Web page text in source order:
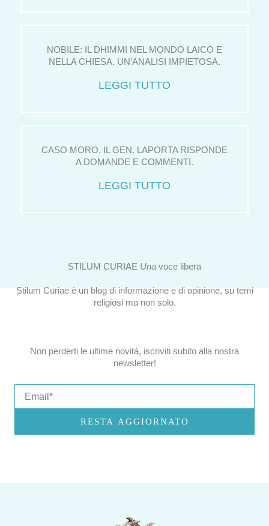
NOBILE: IL DHIMMI NEL MONDO LAICO E
NELLA CHIESA. UN’ANALISI IMPIETOSA.
LEGGI TUTTO
CASO MORO. IL GEN. LAPORTA RISPONDE
A DOMANDE E COMMENTI.
LEGGI TUTTO
STILUM CURIAE Una voce libera
Stilum Curiae è un blog di informazione e di opinione, su temi
religiosi ma non solo.
Non perderti le ultime novità, iscriviti subito alla nostra
newsletter!
RESTA AGGIORNATO